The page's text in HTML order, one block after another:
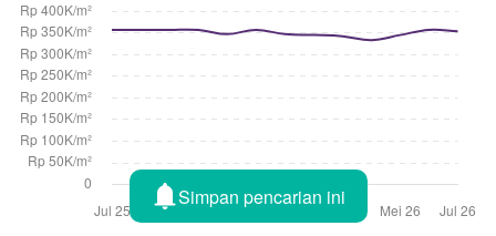
Simpan pencarian ini